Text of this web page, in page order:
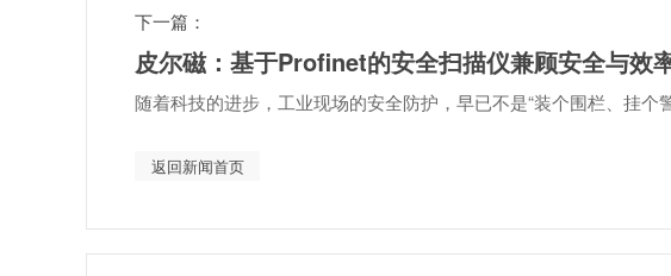
下一篇：
皮尔磁：基于Profinet的安全扫描仪兼顾安全与效
随着科技的进步，工业现场的安全防护，早已不是“装个围栏、挂个
返回新闻首页